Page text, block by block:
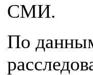
СМИ.
По